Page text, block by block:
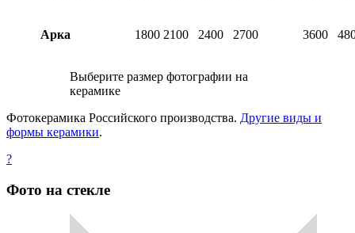
Арка 1800 2100 2400 2700 3600
Выберите размер фотографии на
керамике
Фотокерамика Российского производства. Другие виды и
формы керамики.
?
Фото на стекле